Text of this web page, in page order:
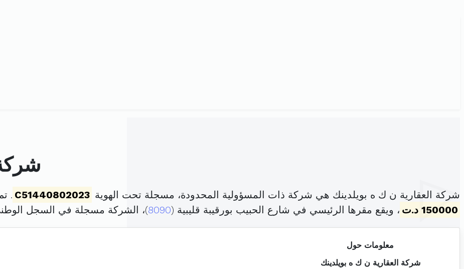
شركة العقارية ن ك ه بويلدينك هي شركة ذات المسؤولية المحدودة، مسجلة تحت الهوية C51440802023 . تم
150000 د.ت
، ويقع مقرها الرئيسي في شارع الحبيب بورقيبة قليبية (8090)، الشركة مسجلة في السجل
معلومات حول
شركة العقارية ن ك ه بويلدينك